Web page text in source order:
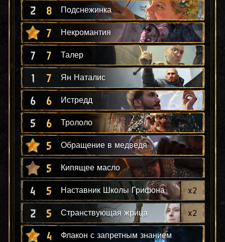
2 8 Подснежинка
7 Некромантия
7 7 Талер
1 7 Ян Наталис
6 6 Истредд
5 6 Трололо
5 Обращение в медведя
5 Кипящее масло
4 5 Наставник Школы Грифона x2
2 5 Странствующая жрица x2
4 Флакон с запретным знанием